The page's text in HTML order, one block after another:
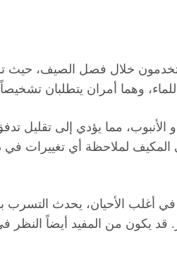
خلال فصل الصيف، حيث
وهما أمران يتطلبان
مما يؤدي إلى تقليل
لملاحظة أي تغييرات في
في أغلب الأحيان، يحدث
قد يكون من المفيد أيضاً